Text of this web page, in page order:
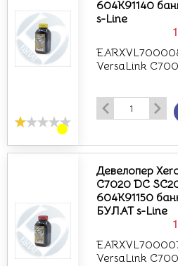
604K91140
s-Line
VersaLink
Девелопер
C7020 DC
604K91150
БУЛАТ s-Line
VersaLink